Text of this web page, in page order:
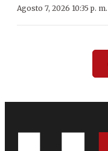
Agosto 7, 2026 10:35 p. m.